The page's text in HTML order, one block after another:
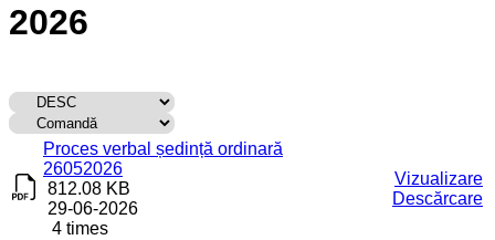
2026
Titlu
Descărcare
Proces verbal ședință ordinară
26052026
812.08 KB
29-06-2026
4 times
Vizualizare
Descărcare